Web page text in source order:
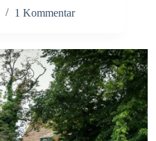
1 Kommentar